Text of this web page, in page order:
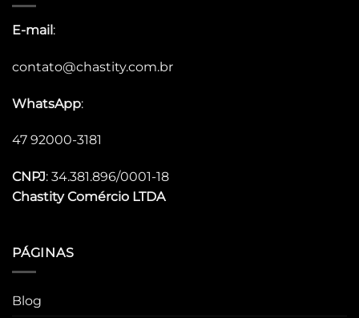
E-mail:
contato@chastity.com.br
WhatsApp:
47 92000-3181
CNPJ: 34.381.896/0001-18
Chastity Comércio LTDA
PÁGINAS
Blog